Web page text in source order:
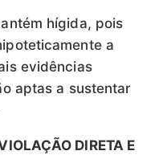
hígida, pois
a
evidências
aptas a sustentar
DIRETA E